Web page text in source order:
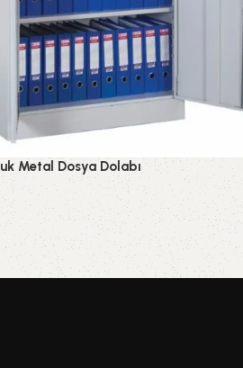
Metal Dosya Dolabı
Dolapları,
Dosya Dolapları
Görünüm
WhatsApp Sipariş